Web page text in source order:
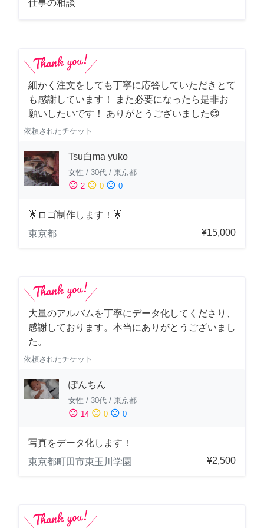
仕事の相談
細かく注文をしても丁寧に応答していただきとて
も感謝しています！ また必要になったら是非お
願いしたいです！ ありがとうございました😊
依頼されたチケット
Tsu白ma yuko
女性 / 30代 / 東京都
sentiment_satisfied 2 sentiment_neutral 0 sentiment_dissatisfied 0
🌟ロゴ制作します！🌟
東京都
¥15,000
大量のアルバムを丁寧にデータ化してくださり、
感謝しております。本当にありがとうございまし
た。
依頼されたチケット
ぽんちん
女性 / 30代 / 東京都
sentiment_satisfied 14 sentiment_neutral 0 sentiment_dissatisfied 0
写真をデータ化します！
東京都町田市東玉川学園
¥2,500